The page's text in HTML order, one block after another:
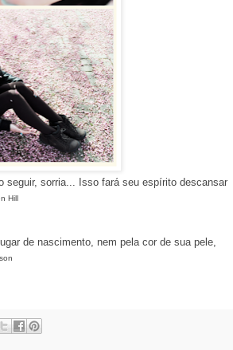
seguir, sorria... Isso fará seu espírito descansar
Hill
de nascimento, nem pela cor de sua pele,